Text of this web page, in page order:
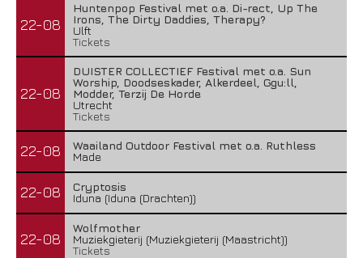
22-08
Huntenpop Festival met o.a. Di-rect, Up The
Irons, The Dirty Daddies, Therapy?
Ulft
Tickets
22-08
DUISTER COLLECTIEF Festival met o.a. Sun
Worship, Doodseskader, Alkerdeel, Ggu:ll,
Modder, Terzij De Horde
Utrecht
Tickets
22-08
Waailand Outdoor Festival met o.a. Ruthless
Made
22-08
Cryptosis
Iduna (Iduna (Drachten))
22-08
Wolfmother
Muziekgieterij (Muziekgieterij (Maastricht))
Tickets